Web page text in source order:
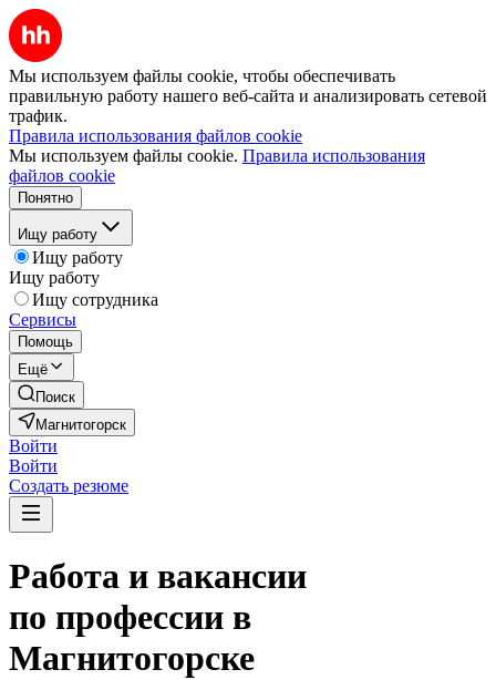
Мы используем файлы cookie, чтобы обеспечивать
правильную работу нашего веб-сайта и анализировать сетевой
трафик.
Правила использования файлов cookie
Мы используем файлы cookie. Правила использования
файлов cookie
Понятно
Ищу работу
Ищу работу
Ищу работу
Ищу сотрудника
Сервисы
Помощь
Ещё
Поиск
Магнитогорск
Войти
Войти
Создать резюме
Работа и вакансии
по профессии в
Магнитогорске